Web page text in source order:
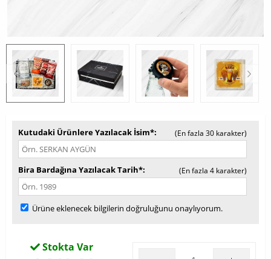
Kutudaki Ürünlere Yazılacak İsim* (En fazla 30 karakter)
Bira Bardağına Yazılacak Tarih* (En fazla 4 karakter)
Ürüne eklenecek bilgilerin doğruluğunu onaylıyorum.
Stokta Var